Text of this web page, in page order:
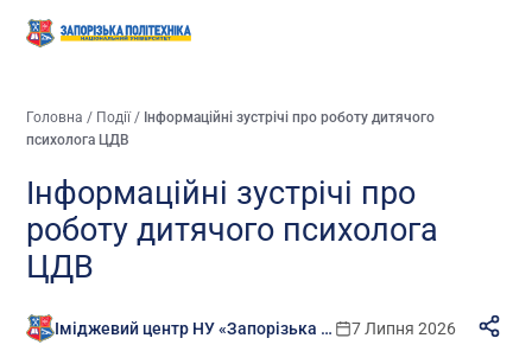
Головна / Події/ Інформаційні зустрічі про роботу дитячого
психолога ЦДВ
Інформаційні зустрічі про
роботу дитячого психолога
ЦДВ
Іміджевий центр НУ «Запорізька політехніка» 7 Липня 2026